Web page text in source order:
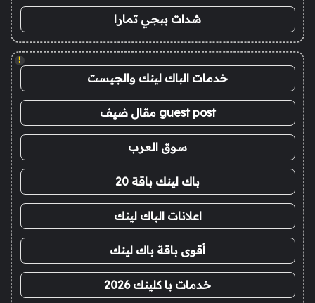
شدات ببجي تمارا
!
خدمات الباك لينك والجيست
guest post مقال ضيف
سوق العرب
باك لينك باقة 20
اعلانات الباك لينك
أقوى باقة باك لينك
خدمات با كلينك 2026